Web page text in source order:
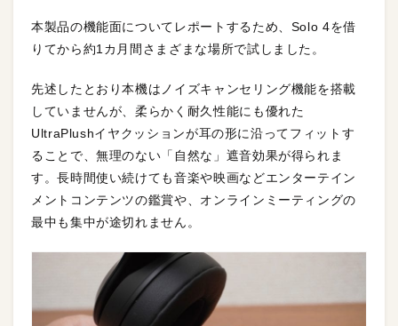
本製品の機能面についてレポートするため、Solo 4を借
りてから約1カ月間さまざまな場所で試しました。
先述したとおり本機はノイズキャンセリング機能を搭載
していませんが、柔らかく耐久性能にも優れた
UltraPlushイヤクッションが耳の形に沿ってフィットす
ることで、無理のない「自然な」遮音効果が得られま
す。長時間使い続けても音楽や映画などエンターテイン
メントコンテンツの鑑賞や、オンラインミーティングの
最中も集中が途切れません。